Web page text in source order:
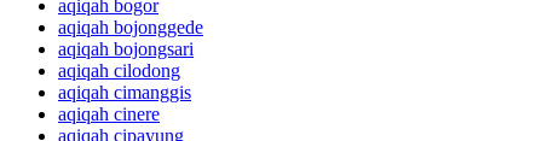
aqiqah bogor
aqiqah bojonggede
aqiqah bojongsari
aqiqah cilodong
aqiqah cimanggis
aqiqah cinere
aqiqah cipayung